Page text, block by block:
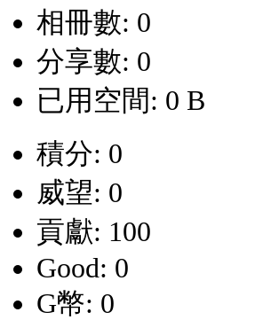
相冊數: 0
分享數: 0
已用空間: 0 B
積分: 0
威望: 0
貢獻: 100
Good: 0
G幣: 0